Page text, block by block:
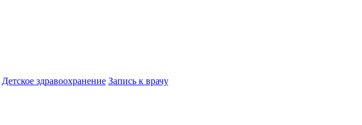
Детское здравоохранение Запись к врачу